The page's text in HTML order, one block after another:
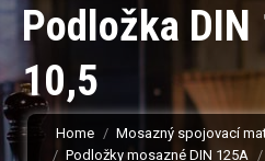
Podložka
10,5
You are here:
Home Mosazný spojovací
Podložky mosazné DIN 125A